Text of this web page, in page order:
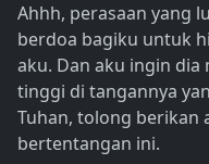
Ahhh, perasaan yang
berdoa bagiku untuk
aku. Dan aku ingin
tinggi di tangannya
Tuhan, tolong berikan
bertentangan ini.